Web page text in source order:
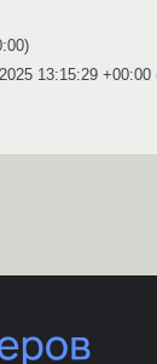
)
13:15:29 +00:00